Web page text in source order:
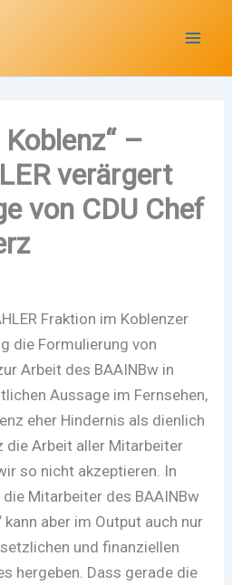
–
verärgert
von CDU Chef
Fraktion im Koblenzer
die Formulierung von
Arbeit des BAAINBw in
Aussage im Fernsehen,
eher Hindernis als dienlich
die Arbeit aller Mitarbeiter
so nicht akzeptieren. In
Mitarbeiter des BAAINBw
kann aber im Output auch nur
und finanziellen
hergeben. Dass gerade die